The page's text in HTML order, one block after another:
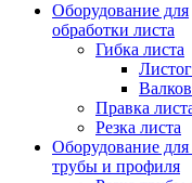
Оборудование для
обработки листа
Гибка листа
Правка
Резка листа
Оборудование для
трубы и профиля